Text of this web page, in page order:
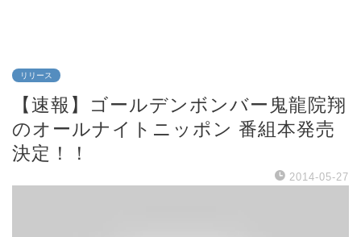
リリース
【速報】ゴールデンボンバー鬼龍院翔
のオールナイトニッポン 番組本発売
決定！！
2014-05-27